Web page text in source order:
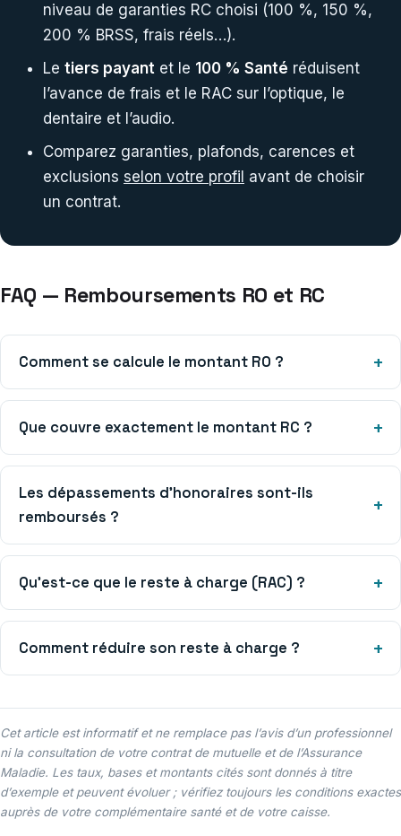
niveau de garanties RC choisi (100 %, 150 %,
200 % BRSS, frais réels…).
Le tiers payant et le 100 % Santé réduisent
l’avance de frais et le RAC sur l’optique, le
dentaire et l’audio.
Comparez garanties, plafonds, carences et
exclusions selon votre profil avant de choisir
un contrat.
FAQ — Remboursements RO et RC
Comment se calcule le montant RO ?
Que couvre exactement le montant RC ?
Les dépassements d’honoraires sont-ils
remboursés ?
Qu’est-ce que le reste à charge (RAC) ?
Comment réduire son reste à charge ?
Cet article est informatif et ne remplace pas l’avis d’un professionnel
ni la consultation de votre contrat de mutuelle et de l’Assurance
Maladie. Les taux, bases et montants cités sont donnés à titre
d’exemple et peuvent évoluer ; vérifiez toujours les conditions exactes
auprès de votre complémentaire santé et de votre caisse.